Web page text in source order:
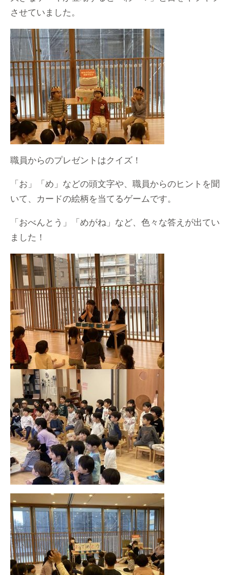
させていました。
職員からのプレゼントはクイズ！
「お」「め」などの頭文字や、職員からのヒントを聞
いて、カードの絵柄を当てるゲームです。
「おべんとう」「めがね」など、色々な答えが出てい
ました！